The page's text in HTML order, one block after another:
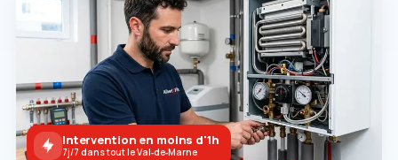
Intervention en moins d'1h
7j/7 dans tout le Val‑de‑Marne